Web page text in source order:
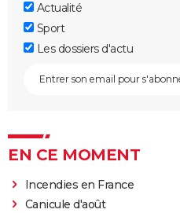
Actualité
Sport
Les dossiers d'actu
EN CE MOMENT
Incendies en France
Canicule d'août